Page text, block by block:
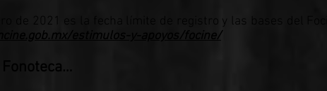
de 2021 es la fecha límite de registro y las bases del
estimulos-y-apoyos/focine/
Fonoteca…